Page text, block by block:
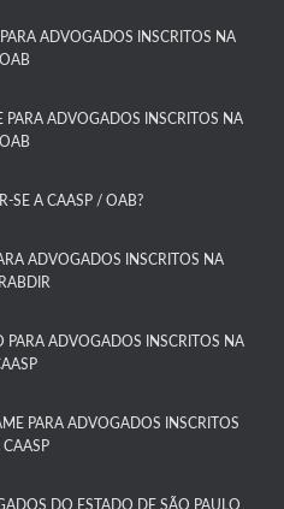
ADVOGADOS INSCRITOS NA
OAB
PARA ADVOGADOS INSCRITOS NA
OAB​
SE A CAASP / OAB?​
ADVOGADOS INSCRITOS NA
ADVOGADOS INSCRITOS NA
PARA ADVOGADOS INSCRITOS
CAASP​
DO ESTADO DE SÃO PAULO​